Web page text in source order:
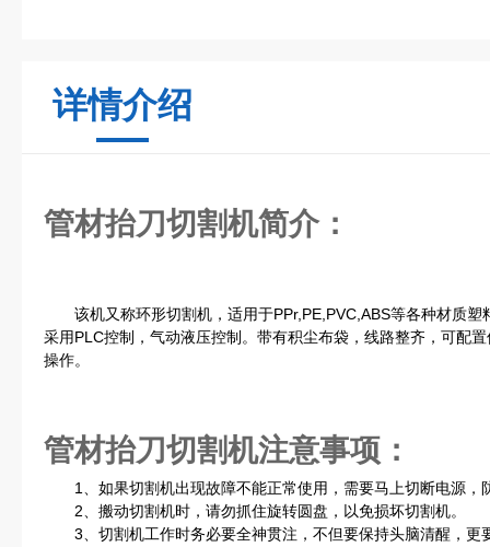
详情介绍
管材抬刀切割机简介：
该机又称环形切割机，适用于PPr,PE,PVC,ABS等各种材质塑
采用PLC控制，气动液压控制。带有积尘布袋，线路整齐，可配
操作。
管材抬刀切割机注意事项：
1、如果切割机出现故障不能正常使用，需要马上切断电源，
2、搬动切割机时，请勿抓住旋转圆盘，以免损坏切割机。
3、切割机工作时务必要全神贯注，不但要保持头脑清醒，更